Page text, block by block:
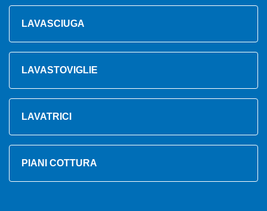
LAVASCIUGA
LAVASTOVIGLIE
LAVATRICI
PIANI COTTURA